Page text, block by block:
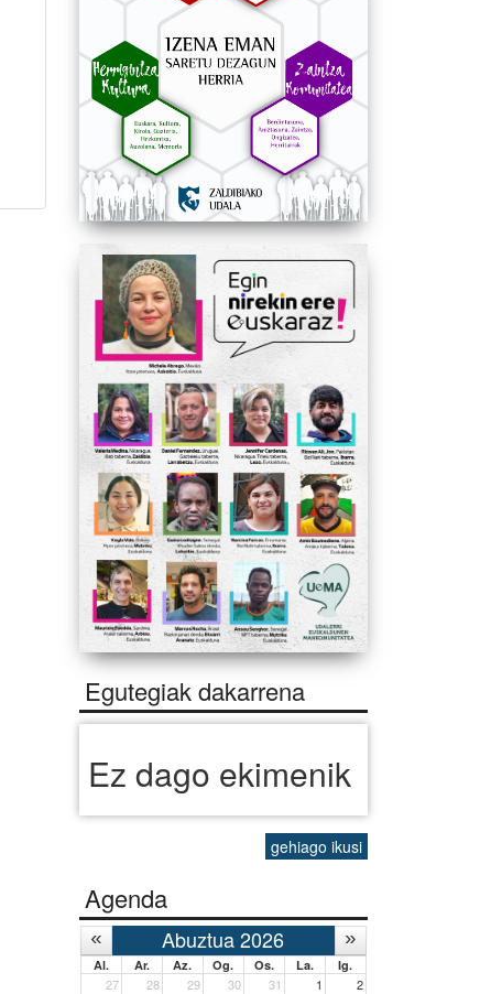
Egutegiak dakarrena
Ez dago ekimenik
gehiago ikusi
Agenda
Abuztua 2026
Al. Ar. Az. Og. Os. La. Ig.
27 28 29 30 31 1 2